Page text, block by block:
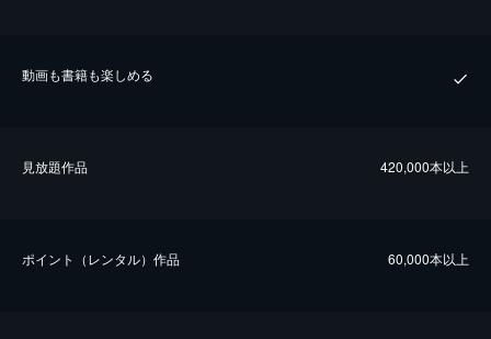
動画も書籍も楽しめる
⾒放題作品 420,000本以上
ポイント（レンタル）作品 60,000本以上